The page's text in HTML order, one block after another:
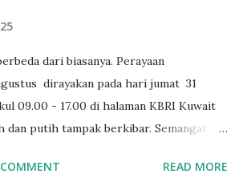
dari biasanya. Perayaan
dirayakan pada hari jumat 31
09.00 - 17.00 di halaman KBRI Kuwait
dan putih tampak berkibar. Semangat
berada. Meskipun jauh dari tanah air, rasa
READ MORE